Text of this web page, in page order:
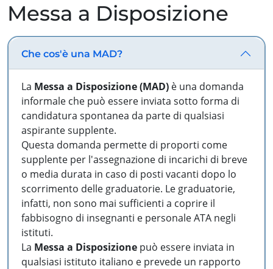
Messa a Disposizione
Che cos'è una MAD?
La Messa a Disposizione (MAD) è una domanda
informale che può essere inviata sotto forma di
candidatura spontanea da parte di qualsiasi
aspirante supplente.
Questa domanda permette di proporti come
supplente per l'assegnazione di incarichi di breve
o media durata in caso di posti vacanti dopo lo
scorrimento delle graduatorie. Le graduatorie,
infatti, non sono mai sufficienti a coprire il
fabbisogno di insegnanti e personale ATA negli
istituti.
La Messa a Disposizione può essere inviata in
qualsiasi istituto italiano e prevede un rapporto